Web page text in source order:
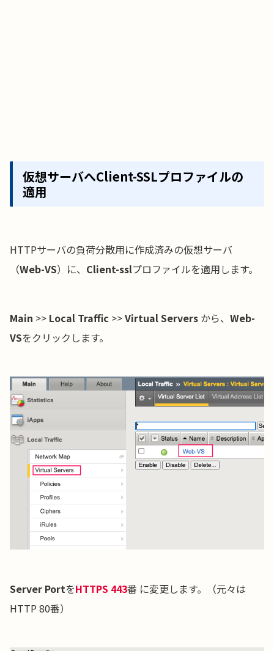
仮想サーバへClient-SSLプロファイルの
適用
HTTPサーバの負荷分散用に作成済みの仮想サーバ
（Web-VS）に、 Client-sslプロファイルを適用します。
Main >> Local Traffic >>Virtual Servers から、 Web-
VSをクリックします。
Server PortをHTTPS 443番 に変更します。（元々は
HTTP 80番）